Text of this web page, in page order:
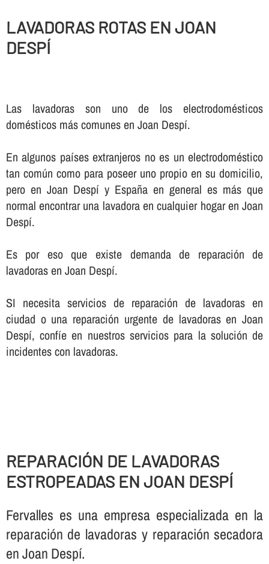
LAVADORAS ROTAS EN JOAN
DESPÍ
Las lavadoras son uno de los electrodomésticos
domésticos más comunes en Joan Despí.
En algunos paí­ses extranjeros no es un electrodoméstico
tan común como para poseer uno propio en su domicilio,
pero en Joan Despí y España en general es más que
normal encontrar una lavadora en cualquier hogar en Joan
Despí.
Es por eso que existe demanda de reparación de
lavadoras en Joan Despí.
SI necesita servicios de reparación de lavadoras en
ciudad o una reparación urgente de lavadoras en Joan
Despí, confí­e en nuestros servicios para la solución de
incidentes con lavadoras.
REPARACIÓN DE LAVADORAS
ESTROPEADAS EN JOAN DESPÍ
Fervalles es una empresa especializada en la
reparación de lavadoras y reparación secadora
en Joan Despí.